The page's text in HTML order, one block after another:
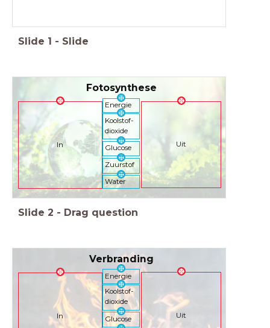
Slide 1 - Slide
Fotosynthese
In Uit
Water
Energie
Zuurstof
Glucose
Koolstof-
dioxide
Slide 2 - Drag question
Verbranding
In Uit
Energie
Glucose
Koolstof-
dioxide